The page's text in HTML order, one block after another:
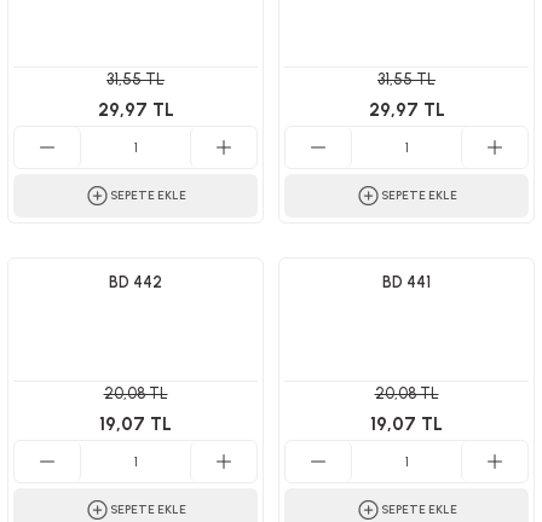
31,55 TL
29,97 TL
SEPETE EKLE
31,55 TL
29,97 TL
SEPETE EKLE
BD 442
20,08 TL
19,07 TL
SEPETE EKLE
BD 441
20,08 TL
19,07 TL
SEPETE EKLE